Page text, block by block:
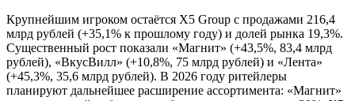
Крупнейшим игроком остаётся X5 Group с продажами 216,4
млрд рублей (+35,1% к прошлому году) и долей рынка 19,3%.
Существенный рост показали «Магнит» (+43,5%, 83,4 млрд
рублей), «ВкусВилл» (+10,8%, 75 млрд рублей) и «Лента»
(+45,3%, 35,6 млрд рублей). В 2026 году ритейлеры
планируют дальнейшее расширение ассортимента: «Магнит»